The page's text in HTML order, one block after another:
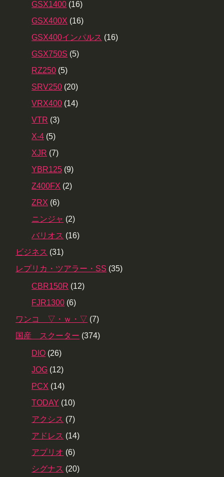
GSX1400 (16)
GSX400X (16)
GSX400インパルス (16)
GSX750S (5)
RZ250 (5)
SRV250 (20)
VRX400 (14)
VTR (3)
X-4 (5)
XJR (7)
YBR125 (9)
Z400FX (2)
ZRX (6)
ニンジャ (2)
バリオス (16)
ビジネス (31)
レプリカ・ツアラー・SS (35)
CBR150R (12)
FJR1300 (6)
ワンコ ▽・ｗ・▽ (7)
国産 スクーター (374)
DIO (26)
JOG (12)
PCX (14)
TODAY (10)
アクシス (7)
アドレス (14)
アプリオ (6)
シグナス (20)